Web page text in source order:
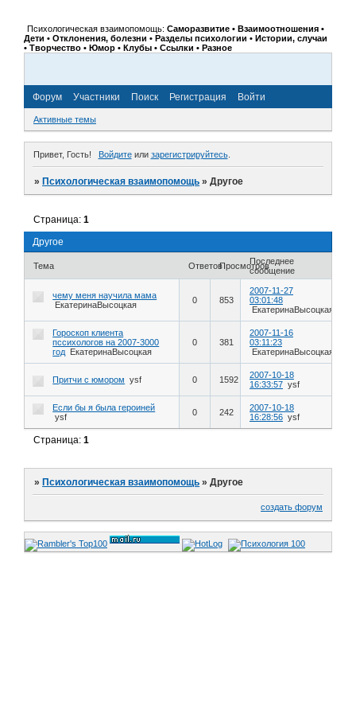
Психологическая взаимопомощь: Саморазвитие • Взаимоотношения •
Дети • Отклонения, болезни • Разделы психологии • Истории, случаи
• Творчество • Юмор • Клубы • Ссылки • Разное
Форум Участники Поиск Регистрация Войти
Активные темы
Привет, Гость! Войдитеили зарегистрируйтесь.
»Психологическая взаимопомощь »Другое
Другое
Страница:1
Тема ОтветовПросмотровПоследнее
сообщение
чему меня научила мама
ЕкатеринаВысоцкая
0 853
2007-11-27
03:01:48
ЕкатеринаВысоцкая
Гороскоп клиента
пссихологов на 2007-3000
год
ЕкатеринаВысоцкая
0 381
2007-11-16
03:11:23
ЕкатеринаВысоцкая
Притчи с юмором ysf 0 1592
2007-10-18
16:33:57 ysf
Если бы я была героиней
ysf
0 242
2007-10-18
16:28:56 ysf
Страница:1
»Психологическая взаимопомощь »Другое
создать форум